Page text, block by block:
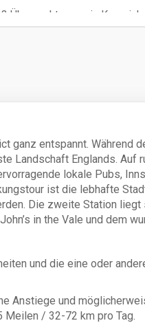
3 Übernachtungen in Keswick
3 Übernachtungen in
Teilnehmerzahl pro
nicht möglich! Der
der Buchung eines
ganz entspannt. Während
Englands. Auf
lokale Pubs,
ist die lebhafte
Die zweite Station
in the Vale und dem
und die eine oder
Anstiege und
Meilen / 32-72 km pro Tag.